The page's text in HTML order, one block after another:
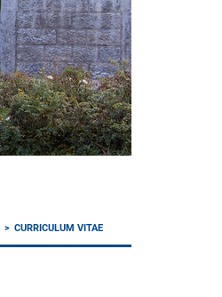
CURRICULUM VITAE